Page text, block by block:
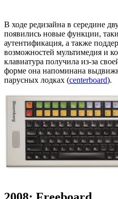
В ходе редизайна в середине
появились новые функции,
аутентификация, а также
возможностей мультимедия и
клавиатура получила из-за
форме она напоминана
парусных лодках (centerboard).